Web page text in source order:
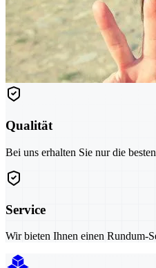
Qualität
Bei uns erhalten Sie nur die
Service
Wir bieten Ihnen einen Rundum-